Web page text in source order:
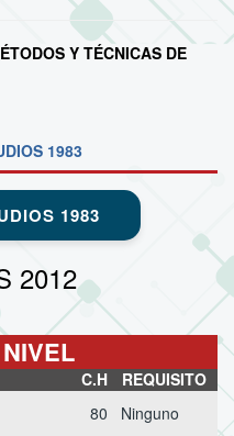
Y TÉCNICAS DE
1983
1983
2012
C.H
REQUISITO
80
Ninguno